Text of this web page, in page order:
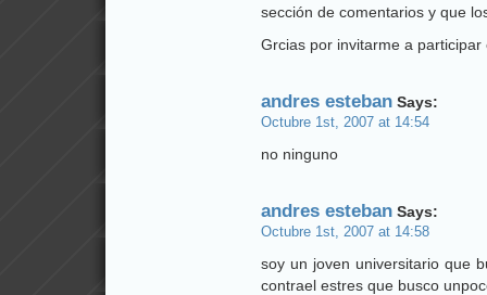
sección de comentarios y que
Grcias por invitarme a
andres esteban Says:
Octubre 1st, 2007 at 14:54
no ninguno
andres esteban Says:
Octubre 1st, 2007 at 14:58
soy un joven universitario que
contrael estres que busco